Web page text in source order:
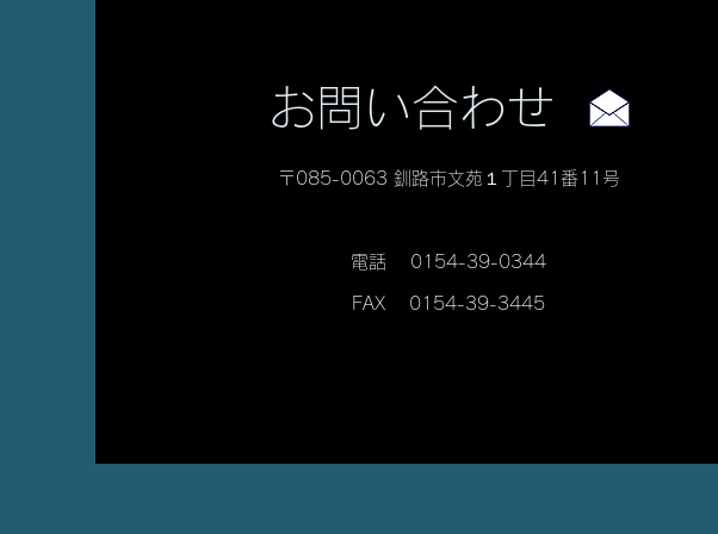
お問い合わせ
〒085-0063 釧路市文苑１丁目41番11号
電話 0154-39-0344
FAX 0154-39-3445